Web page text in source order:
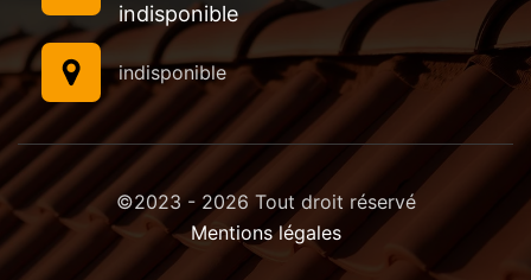
indisponible
indisponible
©2023 - 2026 Tout droit réservé
Mentions légales